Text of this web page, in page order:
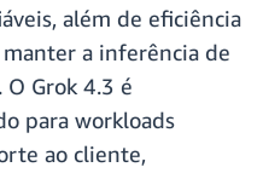
além de eficiência
a inferência de
Grok 4.3 é
para workloads
ao cliente,